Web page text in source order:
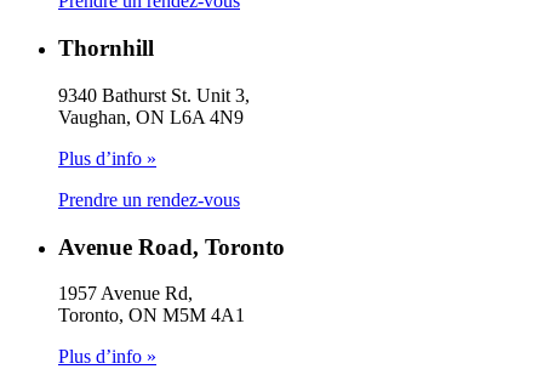
Thornhill
9340 Bathurst St. Unit 3,
Vaughan, ON L6A 4N9
Plus d’info »
Prendre un rendez-vous
Avenue Road, Toronto
1957 Avenue Rd,
Toronto, ON M5M 4A1
Plus d’info »